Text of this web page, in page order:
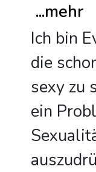
...mehr
Ich bin
die
sexy zu
ein